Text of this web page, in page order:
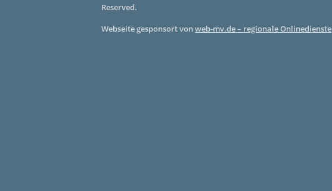
Reserved.
Webseite gesponsort vonweb-mv.de – regionale Onlinedienste